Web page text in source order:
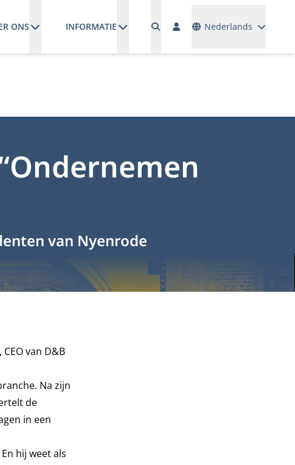
ONS INFORMATIE Nederlands
van Nyenrode
van D&B
Na zijn
de
in een
hij weet als